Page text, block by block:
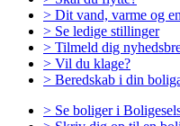
> Dit vand, varme og
> Se ledige stillinger
> Tilmeld dig
> Vil du klage?
> Beredskab i din
> Se boliger i